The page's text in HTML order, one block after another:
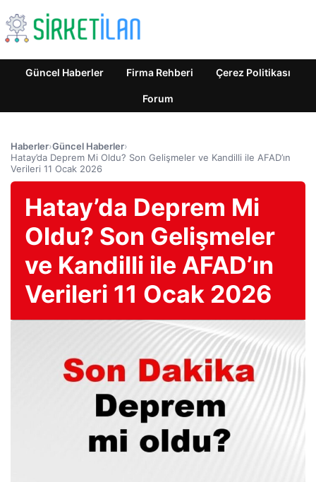
Güncel Haberler Firma Rehberi Çerez Politikası
Forum
Haberler›Güncel Haberler›
Hatay’da Deprem Mi Oldu? Son Gelişmeler ve Kandilli ile AFAD’ın
Verileri 11 Ocak 2026
Hatay’da Deprem Mi
Oldu? Son Gelişmeler
ve Kandilli ile AFAD’ın
Verileri 11 Ocak 2026